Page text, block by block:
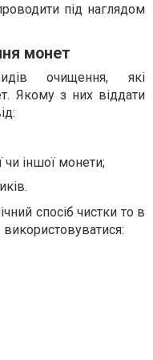
під наглядом
монет
очищення, які
Якому з них віддати
чи іншої монети;
спосіб чистки то в